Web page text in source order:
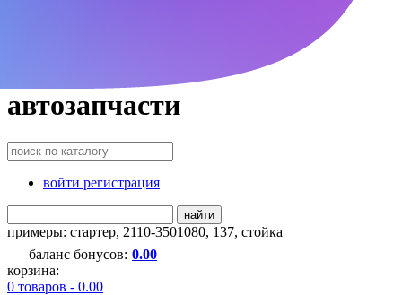
автозапчасти
войти регистрация
найти
примеры: стартер, 2110-3501080, 137, стойка
баланс бонусов: 0.00
корзина:
0 товаров - 0.00